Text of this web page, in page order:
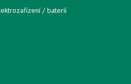
/ bateríí